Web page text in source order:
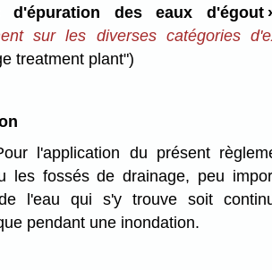
d'épuration des eaux d'égout
sur les diverses catégories
treatment plant")
l'application du présent
les fossés de drainage, peu
l'eau qui s'y trouve soit
pendant une inondation.